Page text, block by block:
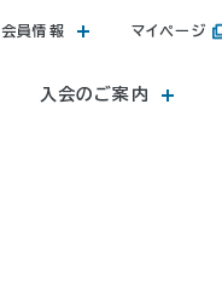
入会のご案内
会員情報 マイページ